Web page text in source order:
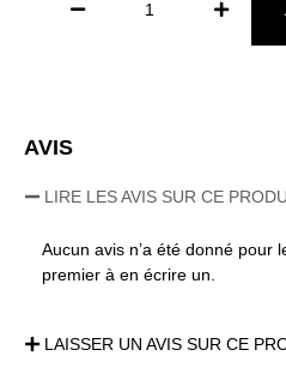
AVIS
LIRE LES AVIS SUR CE
Aucun avis n’a été donné pour
premier à en écrire un.
LAISSER UN AVIS SUR CE